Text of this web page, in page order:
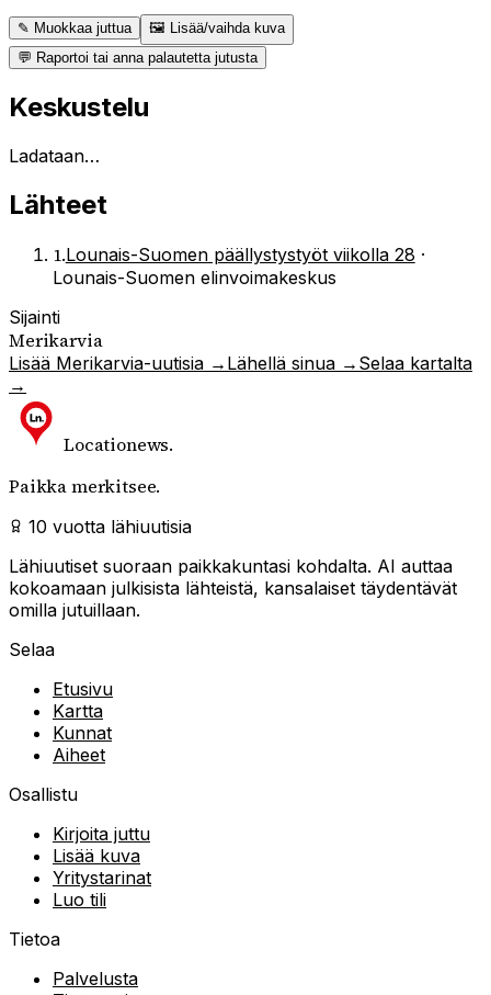
✎ Muokkaa juttua
🖼 Lisää/vaihda kuva
💬 Raportoi tai anna palautetta jutusta
Keskustelu
Ladataan…
Lähteet
1.Lounais-Suomen päällystystyöt viikolla 28 ·
Lounais-Suomen elinvoimakeskus
Sijainti
Merikarvia
Lisää Merikarvia-uutisia → Lähellä sinua → Selaa kartalta
→
Locationews.
Paikka merkitsee.
10 vuotta lähiuutisia
Lähiuutiset suoraan paikkakuntasi kohdalta. AI auttaa
kokoamaan julkisista lähteistä, kansalaiset täydentävät
omilla jutuillaan.
Selaa
Etusivu
Kartta
Kunnat
Aiheet
Osallistu
Kirjoita juttu
Lisää kuva
Yritystarinat
Luo tili
Tietoa
Palvelusta